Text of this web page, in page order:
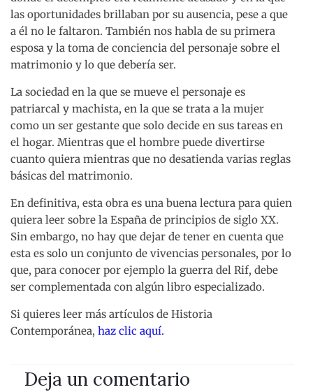
las oportunidades brillaban por su ausencia, pese a que
a él no le faltaron. También nos habla de su primera
esposa y la toma de conciencia del personaje sobre el
matrimonio y lo que debería ser.
La sociedad en la que se mueve el personaje es
patriarcal y machista, en la que se trata a la mujer
como un ser gestante que solo decide en sus tareas en
el hogar. Mientras que el hombre puede divertirse
cuanto quiera mientras que no desatienda varias reglas
básicas del matrimonio.
En definitiva, esta obra es una buena lectura para quien
quiera leer sobre la España de principios de siglo XX.
Sin embargo, no hay que dejar de tener en cuenta que
esta es solo un conjunto de vivencias personales, por lo
que, para conocer por ejemplo la guerra del Rif, debe
ser complementada con algún libro especializado.
Si quieres leer más artículos de Historia
Contemporánea, haz clic aquí.
Deja un comentario